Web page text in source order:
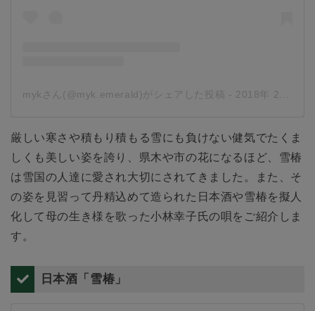
mykさん(@myk.emerald)がシェアした投稿 - 2018年 2月月11日午前1時28分PST
厳しい寒さや積もり積もる雪にも負けない健気でたくま
しくも美しい姿を誇り、県木や市の花になるほど、雪椿
は雪国の人達に愛され大切にされてきました。また、そ
の姿を見習って丹精込めて造られた日本酒や雪椿を擬人
化して母の生き様を歌った小林幸子氏の唄をご紹介しま
す。
日本酒「雪椿」